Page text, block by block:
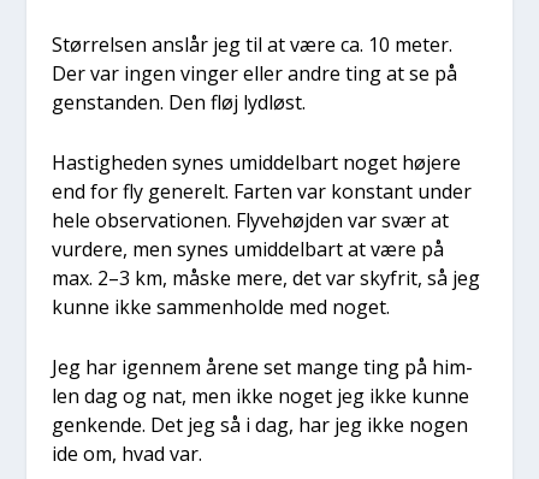
Stør­rel­sen anslår jeg til at være ca. 10 meter.
Der var ingen vin­ger eller andre ting at se på
gen­stan­den. Den fløj lyd­løst.
Hastig­he­den synes umid­del­bart noget høje­re
end for fly gene­relt. Far­ten var kon­stant under
hele obser­va­tio­nen. Fly­ve­høj­den var svær at
vur­de­re, men synes umid­del­bart at være på
max. 2–3 km, måske mere, det var skyfrit, så jeg
kun­ne ikke sam­men­hol­de med noget.
Jeg har igen­nem åre­ne set man­ge ting på him­
len dag og nat, men ikke noget jeg ikke kun­ne
gen­ken­de. Det jeg så i dag, har jeg ikke nogen
ide om, hvad var.